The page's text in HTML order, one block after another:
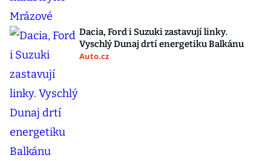
Dacia, Ford i Suzuki zastavují linky.
Vyschlý Dunaj drtí energetiku Balkánu
Auto.cz